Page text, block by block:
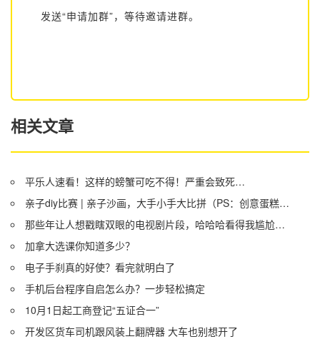
发送“申请加群”，等待邀请进群。
相关文章
平乐人速看！这样的螃蟹可吃不得！严重会致死…
亲子diy比赛 | 亲子沙画，大手小手大比拼（PS：创意蛋糕大比拼兑奖名单）
那些年让人想戳瞎双眼的电视剧片段，哈哈哈看得我尴尬症都犯了
加拿大选课你知道多少？
电子手刹真的好使？看完就明白了
手机后台程序自启怎么办？一步轻松搞定
10月1日起工商登记“五证合一”
开发区货车司机跟风装上翻牌器 大车也别想开了